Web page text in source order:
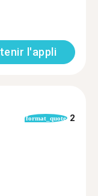
l'appli
format_quote 2